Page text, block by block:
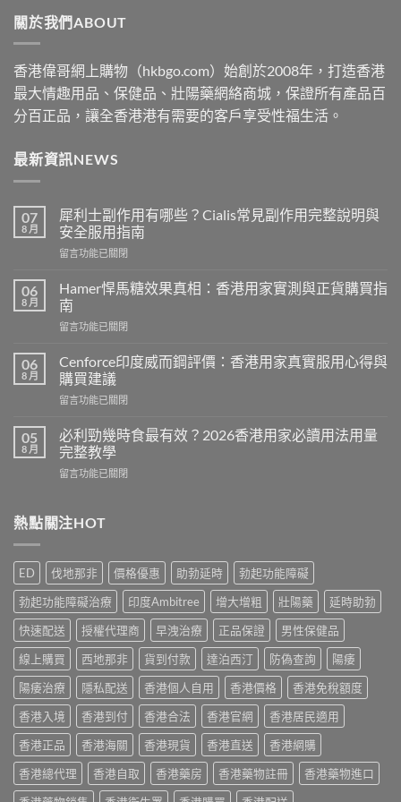
關於我們ABOUT
香港偉哥網上購物（hkbgo.com）始創於2008年，打造香港
最大情趣用品、保健品、壯陽藥網絡商城，保證所有產品百
分百正品，讓全香港港有需要的客戶享受性福生活。
最新資訊NEWS
07
8 月
犀利士副作用有哪些？Cialis常見副作用完整說明與
安全服用指南
在
利
士
副
作
有
哪
些？
Cialis
見
副
用
說
安
全
服
用
指
南〉
中
留言功能已關閉
06
8 月
Hamer悍馬糖效果真相：香港用家實測與正貨購買指
南
在
悍
馬
糖
效
真
相：
香
港
實
正
貨
購
買
指
南〉
中
留言功能已關閉
06
8 月
Cenforce印度威而鋼評價：香港用家真實服用心得與
購買建議
在
印
度
威
而
價：
用
家
真
實
服
用
心
得
與
購
買
建
議〉
中
留言功能已關閉
05
8 月
必利勁幾時食最有效？2026香港用家必讀用法用量
完整教學
在
勁
幾
食
最
有
效？
2026
香
港
用
家
必
讀
用
法
用
量
完
留言功能已關閉
熱點關注HOT
ED 伐地那非 價格優惠 助勃延時
勃起功能障礙
勃起功能障礙治療
印度Ambitree 增大增粗 壯陽藥
延時助勃
快速配送
授權代理商 早洩治療 正品保證
男性保健品
線上購買
西地那非 貨到付款 達泊西汀 防偽查詢
陽痿
陽痿治療
隱私配送 香港個人自用 香港價格
香港免稅額度
香港入境
香港到付 香港合法 香港官網
香港居民適用
香港正品
香港海關 香港現貨 香港直送
香港網購
香港總代理
香港自取 香港藥房 香港藥物註冊
香港藥物進口